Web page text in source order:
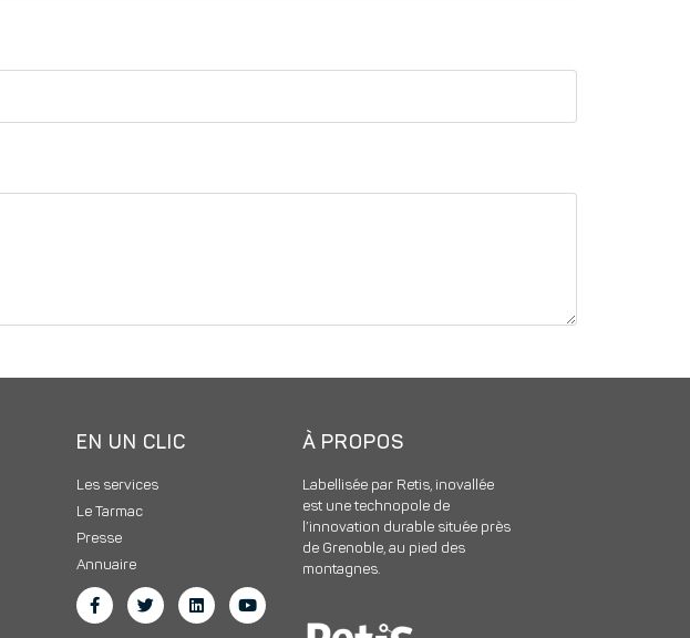
EN UN CLIC
Les services
Le Tarmac
Presse
Annuaire
À PROPOS
Labellisée par Retis, inovallée
est une technopole de
l’innovation durable située près
de Grenoble, au pied des
montagnes.